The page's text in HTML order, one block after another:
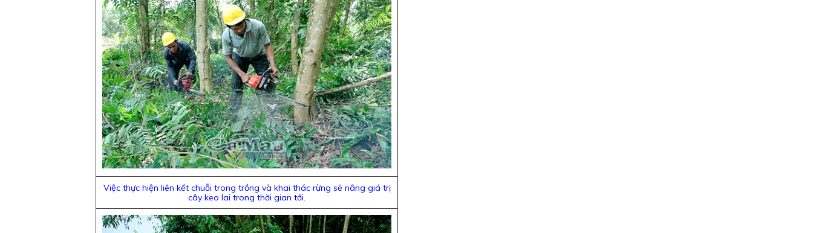
Việc thực hiện liên kết chuỗi trong trồng và khai thác rừng sẽ nâng giá trị
cây keo lai trong thời gian tới.